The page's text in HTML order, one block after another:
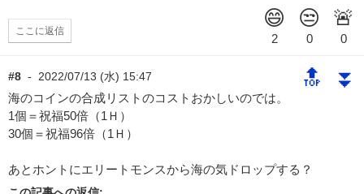
ここに返信
#8 - 2022/07/13 (水) 15:47 🔝 ⏬
海のコインの合成リストのコストおかしいのでは。
1個＝祝福50倍（1Ｈ）
30個＝祝福96倍（1Ｈ）
あとホントにエリートモンスから海の気ドロップする？